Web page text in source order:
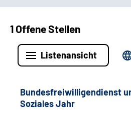
1 Offene Stellen
Listenansicht
Bundesfreiwilligendienst
Soziales Jahr